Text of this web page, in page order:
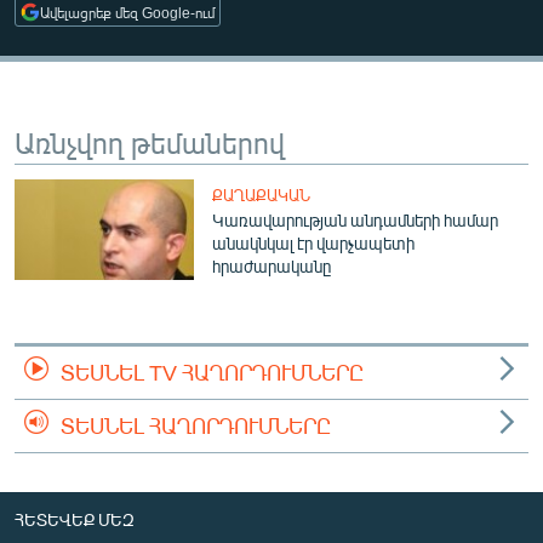
ՄԻՋԱԶԳԱՅԻՆ
ՄՇԱԿՈՒՅԹ
ՄԵԿՆԱԲԱՆՈՒԹՅՈՒՆ
ՏՏ ԵՒ ԻՆՏԵՐՆԵՏ
ԿՈՐՈՆԱՎԻՐՈՒՍ
ԱՐԽԻՎ
ԲԱՆԱՎԵՃ
ՁԳՏԵԼՈՎ ԼԱՎԱԳՈՒՅՆԻՆ
ՓՈԴՔԱՍԹ
Հայերեն
Ավելացրեք մեզ Google-ում
Առնչվող թեմաներով
ՔԱՂԱՔԱԿԱՆ
Կառավարության անդամների համար
անակնկալ էր վարչապետի
հրաժարականը
ՏԵՍՆԵԼ TV ՀԱՂՈՐԴՈՒՄՆԵՐԸ
ՏԵՍՆԵԼ ՀԱՂՈՐԴՈՒՄՆԵՐԸ
ՀԵՏԵՎԵՔ ՄԵԶ